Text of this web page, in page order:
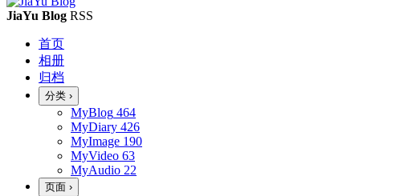
JiaYu Blog RSS
首页
相册
归档
分类 ›
MyBlog 464
MyDiary 426
MyImage 190
MyVideo 63
MyAudio 22
页面 ›